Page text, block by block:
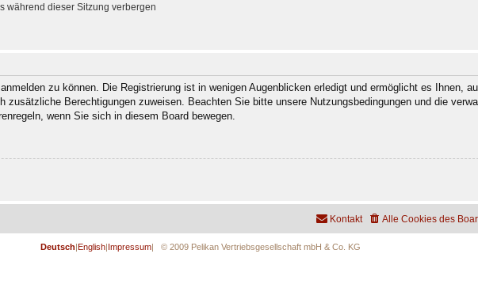
während dieser Sitzung verbergen
zu können. Die Registrierung ist in wenigen Augenblicken erledigt und ermöglicht es Ihnen,
zusätzliche Berechtigungen zuweisen. Beachten Sie bitte unsere Nutzungsbedingungen und die
wenn Sie sich in diesem Board bewegen.
Alle Cookies des
Kontakt
Deutsch English Impressum | © 2009 Pelikan Vertriebsgesellschaft mbH & Co. KG